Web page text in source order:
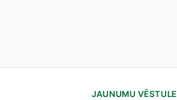
JAUNUMU VĒSTULE